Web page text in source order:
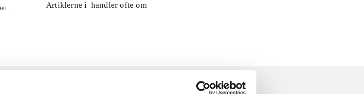
...
Artiklerne i handler ofte om